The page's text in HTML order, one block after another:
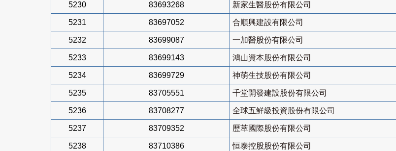
5230 83693268 新家生醫股份有限公司
5231 83697052 合順興建設有限公司
5232 83699087 一加醫股份有限公司
5233 83699143 鴻山資本股份有限公司
5234 83699729 神萌生技股份有限公司
5235 83705551 千堂開發建設股份有限公司
5236 83708277 全球五鮮級投資股份有限公司
5237 83709352 歷萃國際股份有限公司
5238 83710386 恒泰控股股份有限公司